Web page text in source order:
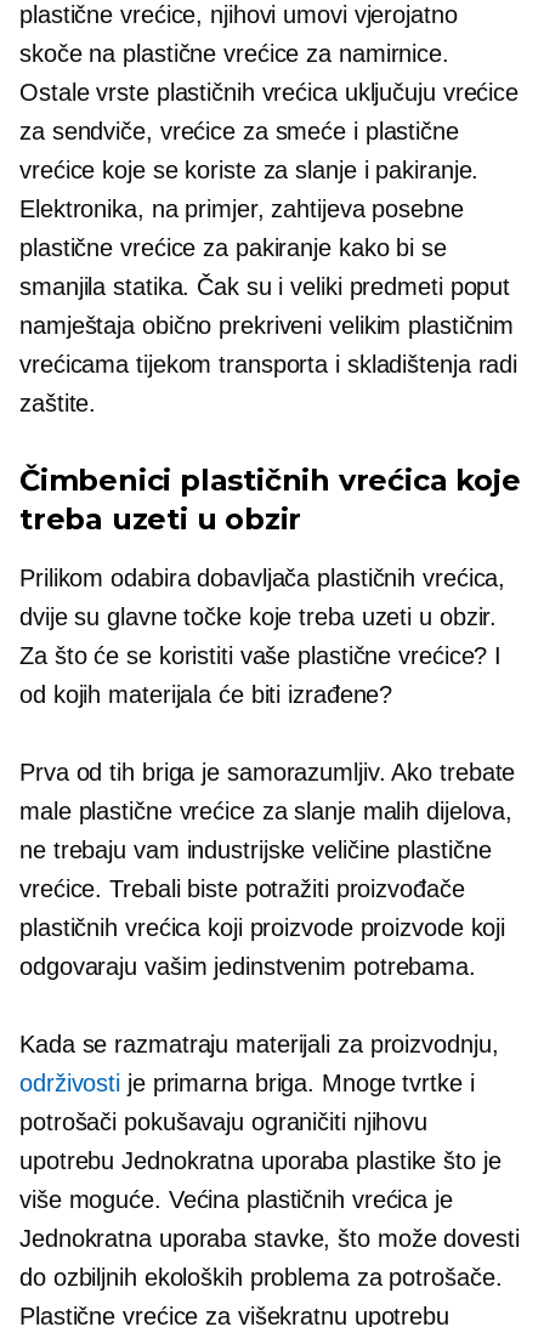
plastične vrećice, njihovi umovi vjerojatno
skoče na plastične vrećice za namirnice.
Ostale vrste plastičnih vrećica uključuju vrećice
za sendviče, vrećice za smeće i plastične
vrećice koje se koriste za slanje i pakiranje.
Elektronika, na primjer, zahtijeva posebne
plastične vrećice za pakiranje kako bi se
smanjila statika. Čak su i veliki predmeti poput
namještaja obično prekriveni velikim plastičnim
vrećicama tijekom transporta i skladištenja radi
zaštite.
Čimbenici plastičnih vrećica koje
treba uzeti u obzir
Prilikom odabira dobavljača plastičnih vrećica,
dvije su glavne točke koje treba uzeti u obzir.
Za što će se koristiti vaše plastične vrećice? I
od kojih materijala će biti izrađene?
Prva od tih briga je samorazumljiv. Ako trebate
male plastične vrećice za slanje malih dijelova,
ne trebaju vam industrijske veličine plastične
vrećice. Trebali biste potražiti proizvođače
plastičnih vrećica koji proizvode proizvode koji
odgovaraju vašim jedinstvenim potrebama.
Kada se razmatraju materijali za proizvodnju,
održivosti je primarna briga. Mnoge tvrtke i
potrošači pokušavaju ograničiti njihovu
upotrebuJednokratna uporaba plastike što je
više moguće. Većina plastičnih vrećica je
Jednokratna uporaba stavke, što može dovesti
do ozbiljnih ekoloških problema za potrošače.
Plastične vrećice za višekratnu upotrebu